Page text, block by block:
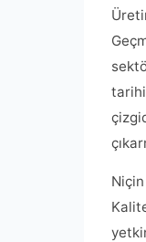
Niçin